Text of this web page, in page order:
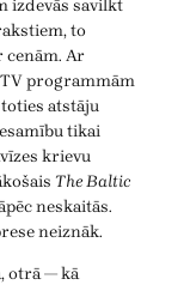
izdevās savilkt
to
cenām. Ar
programmām
atstāju
tikai
krievu
The Baltic
neskaitās.
neiznāk.
otrā — kā